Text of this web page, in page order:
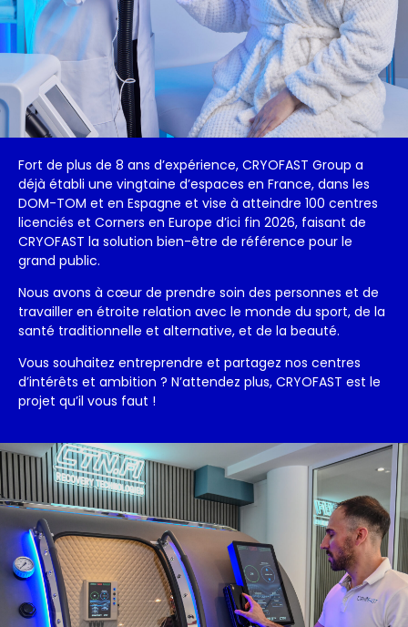
Fort de plus de 8 ans d’expérience, CRYOFAST Group a
déjà établi une vingtaine d’espaces en France, dans les
DOM-TOM et en Espagne et vise à atteindre 100 centres
licenciés et Corners en Europe d’ici fin 2026, faisant de
CRYOFAST la solution bien-être de référence pour le
grand public.
Nous avons à cœur de prendre soin des personnes et de
travailler en étroite relation avec le monde du sport, de la
santé traditionnelle et alternative, et de la beauté.
Vous souhaitez entreprendre et partagez nos centres
d’intérêts et ambition ? N’attendez plus, CRYOFAST est le
projet qu’il vous faut !